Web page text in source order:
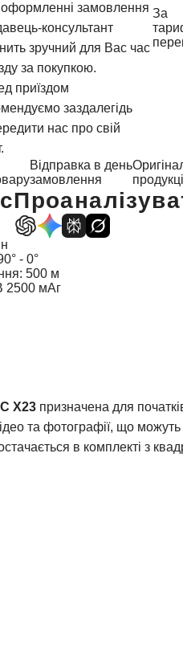
замовлення
консультант
зручний для Вас час
за покупкою.
приїздом
заздалегідь
нас про свій
За
Відправка в день
замовлення
- 0°
500 м
2500 мАг
X23 призначена для
та фотографії, що
в комплекті з